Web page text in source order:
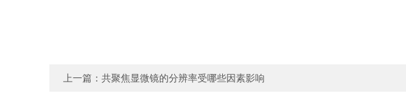
上一篇： 共聚焦显微镜的分辨率受哪些因素影响